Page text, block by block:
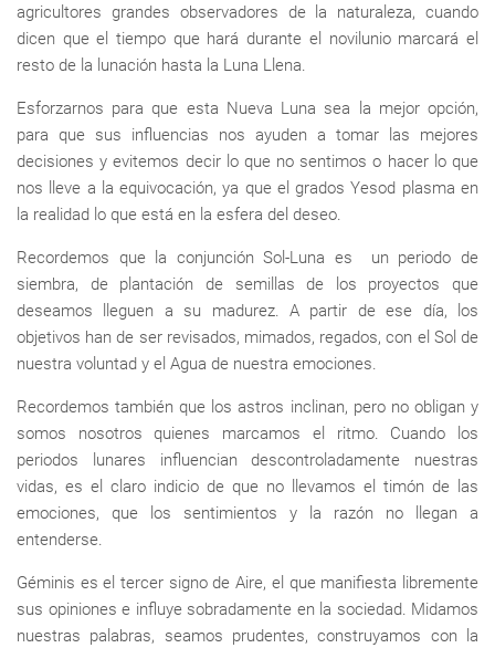
agricultores grandes observadores de la naturaleza, cuando
dicen que el tiempo que hará durante el novilunio marcará el
resto de la lunación hasta la Luna Llena.
Esforzarnos para que esta Nueva Luna sea la mejor opción,
para que sus influencias nos ayuden a tomar las mejores
decisiones y evitemos decir lo que no sentimos o hacer lo que
nos lleve a la equivocación, ya que el grados Yesod plasma en
la realidad lo que está en la esfera del deseo.
Recordemos que la conjunción Sol-Luna es un periodo de
siembra, de plantación de semillas de los proyectos que
deseamos lleguen a su madurez. A partir de ese día, los
objetivos han de ser revisados, mimados, regados, con el Sol de
nuestra voluntad y el Agua de nuestra emociones.
Recordemos también que los astros inclinan, pero no obligan y
somos nosotros quienes marcamos el ritmo. Cuando los
periodos lunares influencian descontroladamente nuestras
vidas, es el claro indicio de que no llevamos el timón de las
emociones, que los sentimientos y la razón no llegan a
entenderse.
Géminis es el tercer signo de Aire, el que manifiesta libremente
sus opiniones e influye sobradamente en la sociedad. Midamos
nuestras palabras, seamos prudentes, construyamos con la